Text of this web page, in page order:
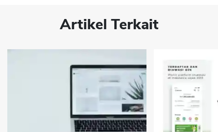
Artikel Terkait